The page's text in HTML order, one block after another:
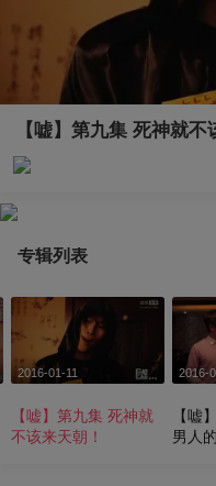
【嘘】第九集 死神就不
专辑列表
2016-01-11
【嘘】第九集 死神就
不该来天朝！
2016-
【嘘
男人